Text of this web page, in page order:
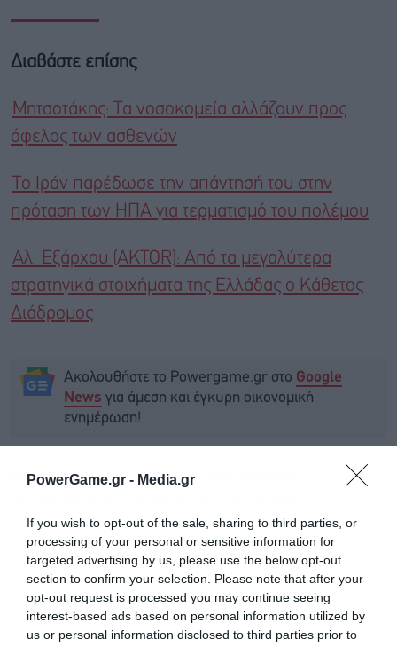
PowerGame.gr - Media.gr
If you wish to opt-out of the sale, sharing to third parties, or
processing of your personal or sensitive information for
targeted advertising by us, please use the below opt-out
section to confirm your selection. Please note that after your
opt-out request is processed you may continue seeing
interest-based ads based on personal information utilized by
us or personal information disclosed to third parties prior to
Διαβάστε επίσης
Μητσοτάκης: Tα νοσοκομεία αλλάζουν προς
όφελος των ασθενών
Το Ιράν παρέδωσε την απάντησή του στην
πρόταση των ΗΠΑ για τερματισμό του πολέμου
Αλ. Εξάρχου (AKTOR): Από τα μεγαλύτερα
στρατηγικά στοιχήματα της Ελλάδας ο Κάθετος
Διάδρομος
Ακολουθήστε το Powergame.gr στο Google
News για άμεση και έγκυρη οικονομική
ενημέρωση!
TAGS: ΑΔΩΝΙΣ ΓΕΩΡΓΙΑΔΗΣ